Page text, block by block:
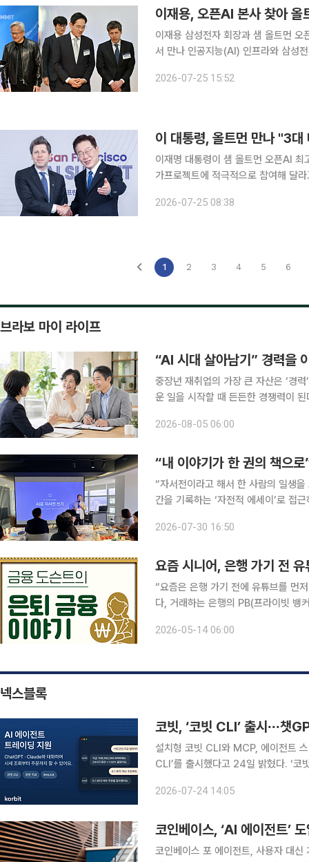
이재용, 오픈AI 본사 찾아
이재용 삼성전자 회장과 샘 올트먼
서 만나 인공지능(AI) 인프라와 삼성전자의
이라고 밝혔다. 양측은 고대역폭메모
2026-07-25 15:52
이 대통령, 올트먼 만나 "3대
이재명 대통령이 샘 올트먼 오픈AI
가프로젝트에 적극적으로 참여해 달
일(현지시간) 미국 샌프란시스코에서
2026-07-25 08:38
1 2 3 4 5 6
브라보 마이 라이프
“AI 시대 살아남기” 경력을
중장년 재취업의 가장 큰 자산은 ‘경
운 일을 시작할 때 든든한 경쟁력이
기회와 연결하는 것이다. 경력을 이어
2026-08-05 06:00
“내 이야기가 한 권의 책으
“자서전이라고 해서 한 사람의 일생
간을 기록하는 ‘자전적 에세이’로 접근하면 됩니다.” 경기대학교 교수
묻거나 개인 노트북을 펼쳐 강사가 보
2026-07-30 16:50
요즘 시니어, 은행 가기 전
“요즘은 은행 가기 전에 유튜브를 먼저 봐요.” 몇 년 전만 해도 은퇴자들의 재테
다, 거래하는 은행의 PB(프라이빗 뱅
우가 많았다. 직원이 추천하는 상품에
2026-05-14 06:00
넥스블록
코빗, ‘코빗 CLI’ 출시∙∙∙챗
설치형 코빗 CLI와 MCP, 에이전트 스킬, 모의투자 제공 국내 최
CLI’를 출시했다고 24일 밝혔다. ‘코빗 CLI’는 챗GPT와 클로드 등 인공지능(AI) 에이전트와 대화
2026-07-24 14:05
코인베이스, ‘AI 에이전트’
코인베이스 포 에이전트, 사용자 대신